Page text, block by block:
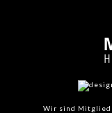
Wir sind Mitglied